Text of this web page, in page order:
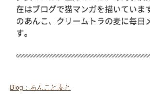
Blog：あんこと麦と